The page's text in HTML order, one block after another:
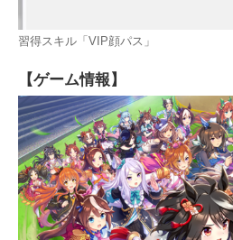
習得スキル「VIP顔パス」
【ゲーム情報】